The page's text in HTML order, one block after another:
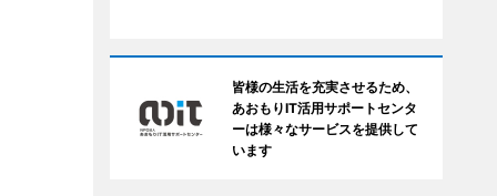
皆様の生活を充実させるため、
あおもりIT活用サポートセンタ
ーは様々なサービスを提供して
います